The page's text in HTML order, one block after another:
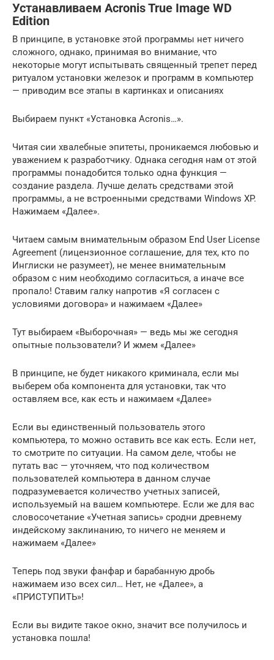
Устанавливаем Acronis True Image WD
Edition
В принципе, в установке этой программы нет ничего
сложного, однако, принимая во внимание, что
некоторые могут испытывать священный трепет перед
ритуалом установки железок и программ в компьютер
— приводим все этапы в картинках и описаниях
Выбираем пункт «Установка Acronis…».
Читая сии хвалебные эпитеты, проникаемся любовью и
уважением к разработчику. Однака сегодня нам от этой
программы понадобится только одна функция —
создание раздела. Лучше делать средствами этой
программы, а не встроенными средствами Windows XP.
Нажимаем «Далее».
Читаем самым внимательным образом End User License
Agreement (лицензионное соглашение, для тех, кто по
Инглиски не разумеет), не менее внимательным
образом с ним необходимо согласиться, а иначе все
пропало! Ставим галку напротив «Я согласен с
условиями договора» и нажимаем «Далее»
Тут выбираем «Выборочная» — ведь мы же сегодня
опытные пользователи? И жмем «Далее»
В принципе, не будет никакого криминала, если мы
выберем оба компонента для установки, так что
оставляем все, как есть и нажимаем «Далее»
Если вы единственный пользователь этого
компьютера, то можно оставить все как есть. Если нет,
то смотрите по ситуации. На самом деле, чтобы не
путать вас — уточняем, что под количеством
пользователей компьютера в данном случае
подразумевается количество учетных записей,
используемый на вашем компьютере. Если же для вас
словосочетание «Учетная запись» сродни древнему
индейскому заклинанию, то ничего не меняем и
нажимаем «Далее»
Теперь под звуки фанфар и барабанную дробь
нажимаем изо всех сил… Нет, не «Далее», а
«ПРИСТУПИТЬ»!
Если вы видите такое окно, значит все получилось и
установка пошла!